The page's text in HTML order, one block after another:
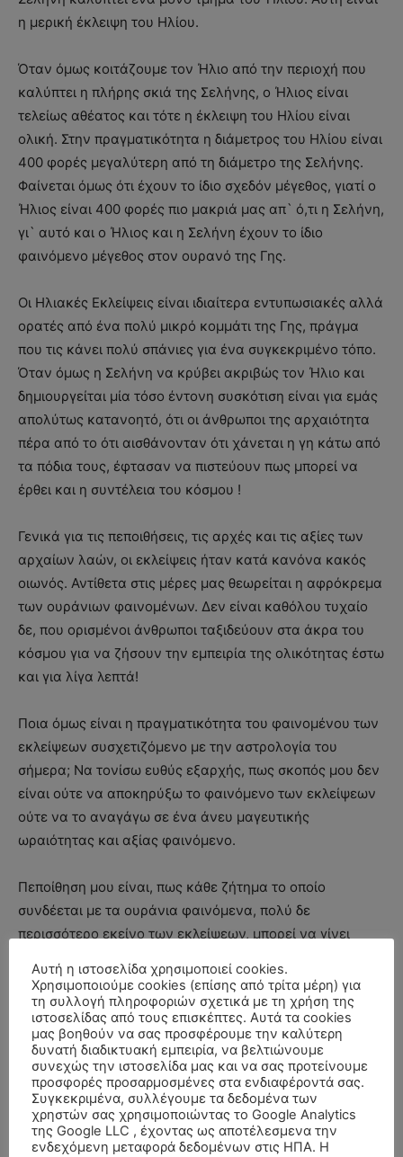
η μερική έκλειψη του Ηλίου.
Όταν όμως κοιτάζουμε τον Ήλιο από την περιοχή που
καλύπτει η πλήρης σκιά της Σελήνης, ο Ήλιος είναι
τελείως αθέατος και τότε η έκλειψη του Ηλίου είναι
ολική. Στην πραγματικότητα η διάμετρος του Ηλίου είναι
400 φορές μεγαλύτερη από τη διάμετρο της Σελήνης.
Φαίνεται όμως ότι έχουν το ίδιο σχεδόν μέγεθος, γιατί ο
Ήλιος είναι 400 φορές πιο μακριά μας απ` ό,τι η Σελήνη,
γι` αυτό και ο Ήλιος και η Σελήνη έχουν το ίδιο
φαινόμενο μέγεθος στον ουρανό της Γης.
Οι Ηλιακές Εκλείψεις είναι ιδιαίτερα εντυπωσιακές αλλά
ορατές από ένα πολύ μικρό κομμάτι της Γης, πράγμα
που τις κάνει πολύ σπάνιες για ένα συγκεκριμένο τόπο.
Όταν όμως η Σελήνη να κρύβει ακριβώς τον Ήλιο και
δημιουργείται μία τόσο έντονη συσκότιση είναι για εμάς
απολύτως κατανοητό, ότι οι άνθρωποι της αρχαιότητα
πέρα από το ότι αισθάνονταν ότι χάνεται η γη κάτω από
τα πόδια τους, έφτασαν να πιστεύουν πως μπορεί να
έρθει και η συντέλεια του κόσμου !
Γενικά για τις πεποιθήσεις, τις αρχές και τις αξίες των
αρχαίων λαών, οι εκλείψεις ήταν κατά κανόνα κακός
οιωνός. Αντίθετα στις μέρες μας θεωρείται η αφρόκρεμα
των ουράνιων φαινομένων. Δεν είναι καθόλου τυχαίο
δε, που ορισμένοι άνθρωποι ταξιδεύουν στα άκρα του
κόσμου για να ζήσουν την εμπειρία της ολικότητας έστω
και για λίγα λεπτά!
Ποια όμως είναι η πραγματικότητα του φαινομένου των
εκλείψεων συσχετιζόμενο με την αστρολογία του
σήμερα; Να τονίσω ευθύς εξαρχής, πως σκοπός μου δεν
είναι ούτε να αποκηρύξω το φαινόμενο των εκλείψεων
ούτε να το αναγάγω σε ένα άνευ μαγευτικής
ωραιότητας και αξίας φαινόμενο.
Πεποίθηση μου είναι, πως κάθε ζήτημα το οποίο
συνδέεται με τα ουράνια φαινόμενα, πολύ δε
περισσότερο εκείνο των εκλείψεων, μπορεί να γίνει
προφυλάξουμε την ζωή μας με το καλύτερο δυνατό
τρόπο.
Το νόημα κάθε ενός ωροσκοπίου μπορεί να γίνει
αντιληπτό μόνο στα πλαίσια των σχέσεων του με το
σύνολο. Η προσωπικότητα είναι εξελισσόμενη και δεν
μπορεί να αναχθεί μόνο σε ένα τμήμα του ωροσκοπίου
πόσο μάλλον μόνο στο φαινόμενο των εκλείψεων. Όπως
Αυτή η ιστοσελίδα χρησιμοποιεί cookies.
Χρησιμοποιούμε cookies (επίσης από τρίτα μέρη) για
τη συλλογή πληροφοριών σχετικά με τη χρήση της
ιστοσελίδας από τους επισκέπτες. Αυτά τα cookies
μας βοηθούν να σας προσφέρουμε την καλύτερη
δυνατή διαδικτυακή εμπειρία, να βελτιώνουμε
συνεχώς την ιστοσελίδα μας και να σας προτείνουμε
προσφορές προσαρμοσμένες στα ενδιαφέροντά σας.
Συγκεκριμένα, συλλέγουμε τα δεδομένα των
χρηστών σας χρησιμοποιώντας το Google Analytics
της Google LLC , έχοντας ως αποτέλεσμενα την
ενδεχόμενη μεταφορά δεδομένων στις ΗΠΑ. Η